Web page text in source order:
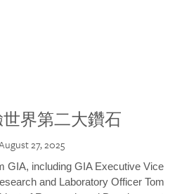
世界第二大鑽石
27, 2025
GIA, including GIA Executive Vice
and Laboratory Officer Tom